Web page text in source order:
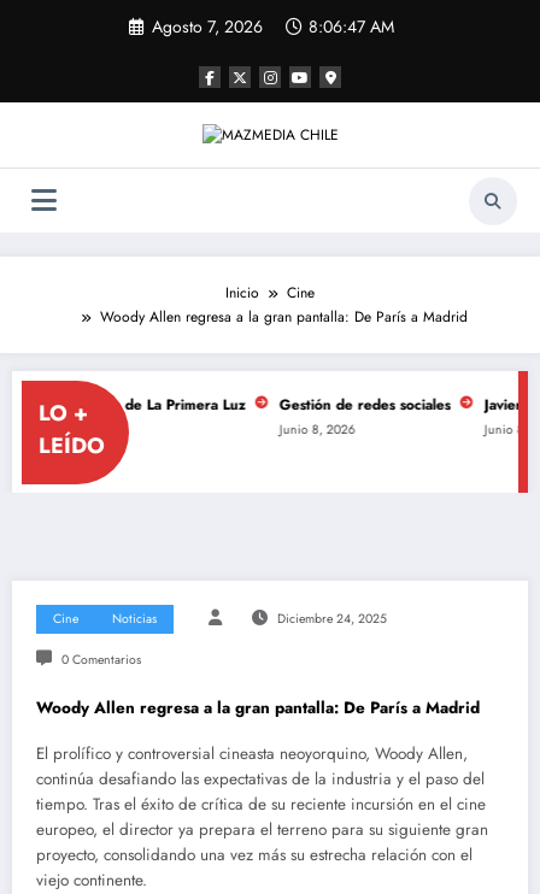
Agosto 7, 2026 8:06:47 AM
Inicio
Cine
Woody Allen regresa a la gran pantalla: De París a Madrid
LO +
LEÍDO
aniversario de La Primera Luz Gestión de redes sociales
Junio 8, 2026
Javiera
Junio 8, 2026
Cine Noticias Diciembre 24, 2025
0 Comentarios
Woody Allen regresa a la gran pantalla: De París a Madrid
El prolífico y controversial cineasta neoyorquino, Woody Allen,
continúa desafiando las expectativas de la industria y el paso del
tiempo. Tras el éxito de crítica de su reciente incursión en el cine
europeo, el director ya prepara el terreno para su siguiente gran
proyecto, consolidando una vez más su estrecha relación con el
viejo continente.